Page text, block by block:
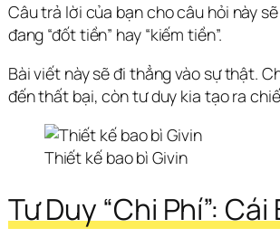
Câu trả lời của bạn cho câu hỏi này
đang “đốt tiền” hay “kiếm tiền”.
Bài viết này sẽ đi thẳng vào sự thật.
đến thất bại, còn tư duy kia tạo ra
Thiết kế bao bì Givin
Tư Duy “Chi Phí”: